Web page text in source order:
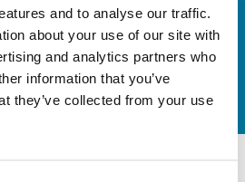
and to analyse our traffic.
about your use of our site with
and analytics partners who
information that you’ve
they’ve collected from your use
ister misiniz? Lütfen bizimle
ekibimiz sorularınızı